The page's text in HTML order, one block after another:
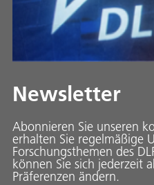
Newsletter
Abonnieren Sie unseren
erhalten Sie regelmäßige
Forschungsthemen des
können Sie sich jederzeit
Präferenzen ändern.